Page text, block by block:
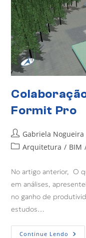
Formit Pro
Gabriela Nogueira
Arquitetura / BIM
No artigo anterior, O
em análises,
no ganho de
estudos…
Continue Lendo